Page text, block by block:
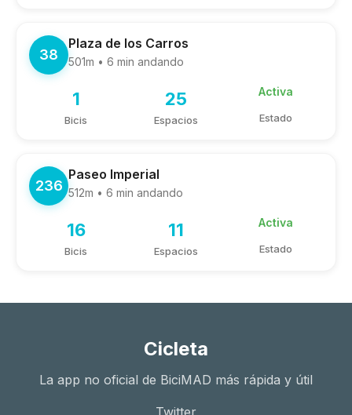
38
Plaza de los Carros
501m • 6 min andando
1
Bicis
25
Espacios
Activa
Estado
236
Paseo Imperial
512m • 6 min andando
16
Bicis
11
Espacios
Activa
Estado
Cicleta
La app no oficial de BiciMAD más rápida y útil
Twitter